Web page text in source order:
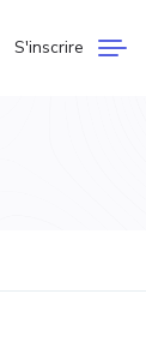
S'inscrire